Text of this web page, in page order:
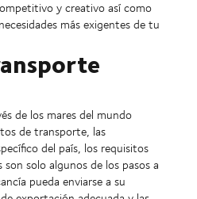
y creativo así como
más exigentes de tu
de los mares del mundo
de transporte, las
del país, los requisitos
solo algunos de los pasos a
pueda enviarse a su